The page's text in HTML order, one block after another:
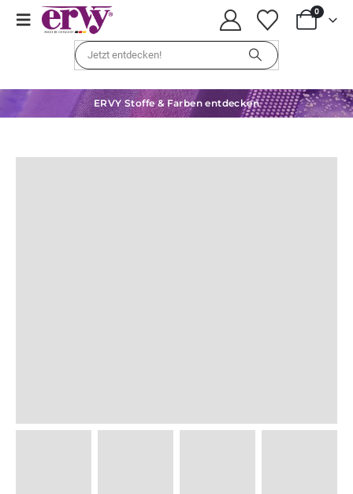
0
ERVY Stoffe & Farben entdecken